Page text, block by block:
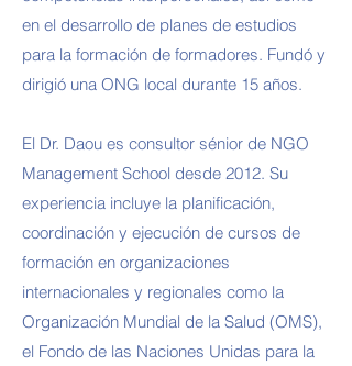
en el desarrollo de planes de estudios
para la formación de formadores. Fundó y
dirigió una ONG local durante 15 años.
El Dr. Daou es consultor sénior de NGO
Management School desde 2012. Su
experiencia incluye la planificación,
coordinación y ejecución de cursos de
formación en organizaciones
internacionales y regionales como la
Organización Mundial de la Salud (OMS),
el Fondo de las Naciones Unidas para la